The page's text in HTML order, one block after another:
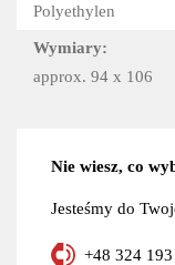
Polyethylen
Wymiary:
approx. 94 x 106
Nie wiesz, co
Jesteśmy do
+48 324